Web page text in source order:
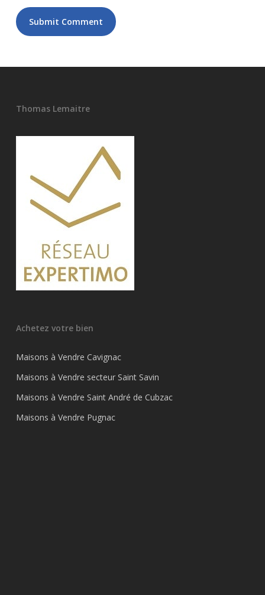
Thomas Lemaitre
Achetez votre bien
Maisons à Vendre Cavignac
Maisons à Vendre secteur Saint Savin
Maisons à Vendre Saint André de Cubzac
Maisons à Vendre Pugnac